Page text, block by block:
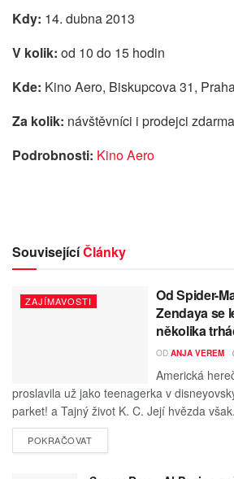
Kdy: 14. dubna 2013
V kolik: od 10 do 15 hodin
Kde: Kino Aero, Biskupcova 31,
Za kolik: návštěvníci i prodejci zdarma
Podrobnosti: Kino Aero
SouvisejícíČlánky
ZAJÍMAVOSTI
Od Spider-
Zendaya se
několika
OD ANJA VEREM
Americká
proslavila už jako teenagerka v
parket! a Tajný život K. C. Její hvězda
POKRAČOVAT